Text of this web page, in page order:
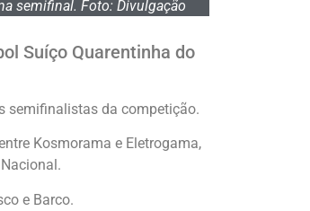
semifinal. Foto: Divulgação
Suíço Quarentinha do
semifinalistas da competição.
Kosmorama e Eletrogama,
e Barco.